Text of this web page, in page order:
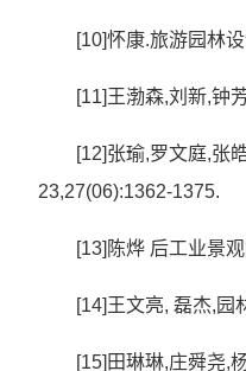
[10]怀康.旅游园林
[11]王渤森,刘新,钟
[12]张瑜,罗文庭,张
23,27(06):1362-1375.
[13]陈烨 后工业景
[14]王文亮, 磊杰,园
[15]田琳琳,庄舜尧,